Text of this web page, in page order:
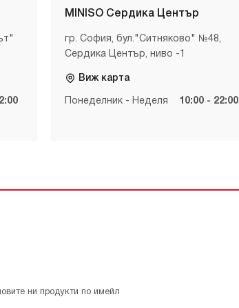
MINISO Сердика Център
гр. София, бул."Ситняково" №48,
Сердика Център, ниво -1
Виж карта
Понеделник - Неделя 10:00 - 22:00
ни продукти по имейл